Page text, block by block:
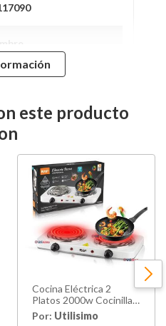
Star
este producto
Cocina Eléctrica 2
Platos 2000w Cocinilla
Portátil Blanco
Por: Utilisimo